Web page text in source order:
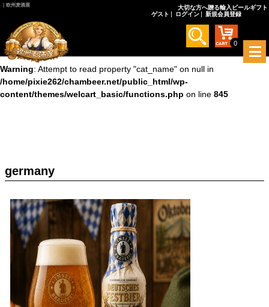
/home/pixie262/chambeer.net/public_html/wp-
content/themes/welcart_basic/functions.php
on line 845
Warning: Attempt to read property "cat_name" on null in
/home/pixie262/chambeer.net/public_html/wp-
content/themes/welcart_basic/functions.php on line 845
｜欧州麦酒屋
大切な方へ贈る輸入ビールギフト
ゲスト
ログイン 新規会員登録
0
メ
ニ
germany